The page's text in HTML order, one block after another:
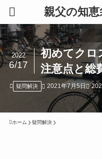
親父の知
初めてクロ
注意点と総
2022
6/17
疑問解決 2021年7月5日
ホーム 疑問解決